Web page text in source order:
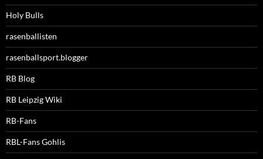
Holy Bulls
rasenballisten
rasenballsport.blogger
RB Blog
RB Leipzig Wiki
RB-Fans
RBL-Fans Gohlis